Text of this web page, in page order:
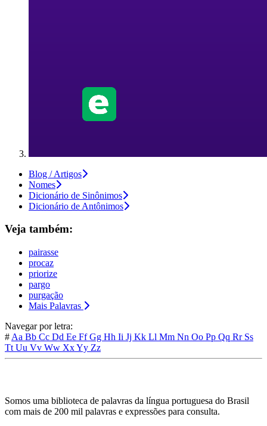
Blog / Artigos
Nomes
Dicionário de Sinônimos
Dicionário de Antônimos
Veja também:
pairasse
procaz
priorize
pargo
purgação
Mais Palavras
Navegar por letra:
# Aa Bb Cc Dd Ee FfGg Hh Ii Jj Kk Ll Mm Nn Oo Pp Qq Rr Ss
Tt Uu Vv Ww XxYy Zz
Somos uma biblioteca de palavras da língua portuguesa do Brasil
com mais de 200 mil palavras e expressões para consulta.